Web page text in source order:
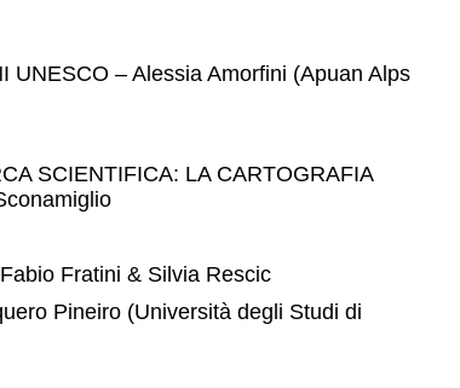
– Alessia Amorfini (Apuan Alps
SCIENTIFICA: LA CARTOGRAFIA
Fratini & Silvia Rescic
Pineiro (Università degli Studi di